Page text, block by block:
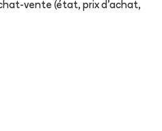
vente (état, prix d'achat,